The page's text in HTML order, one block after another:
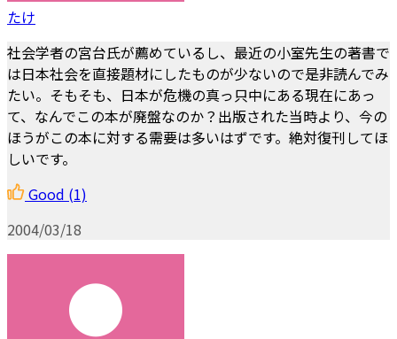
たけ
社会学者の宮台氏が薦めているし、最近の小室先生の著書で
は日本社会を直接題材にしたものが少ないので是非読んでみ
たい。そもそも、日本が危機の真っ只中にある現在にあっ
て、なんでこの本が廃盤なのか？出版された当時より、今の
ほうがこの本に対する需要は多いはずです。絶対復刊してほ
しいです。
Good (1)
2004/03/18